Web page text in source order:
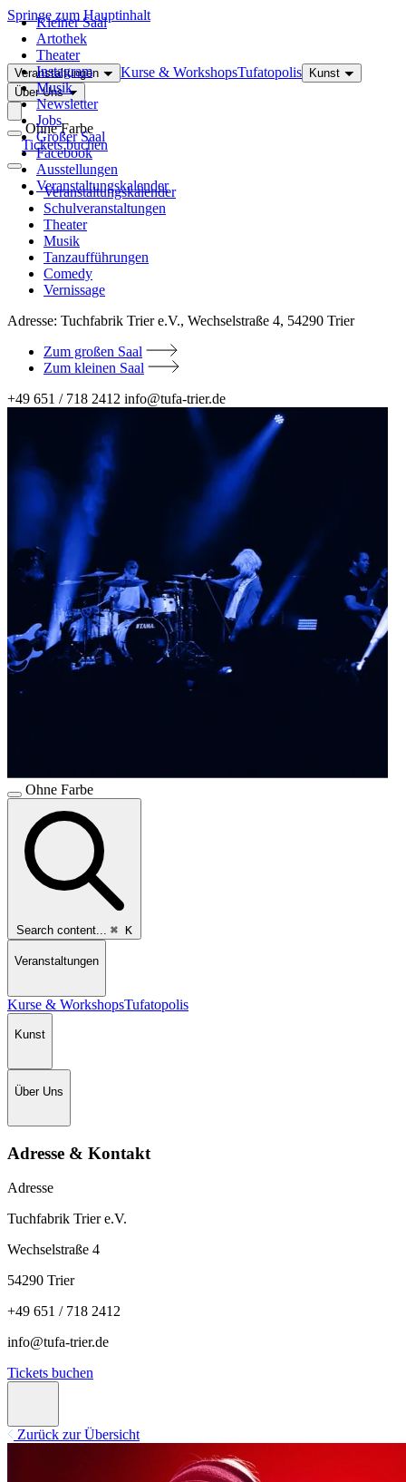
Springe zum Hauptinhalt
Veranstaltungen Kurse & WorkshopsTufatopolis
Kunst
Über Uns
Ohne Farbe
Tickets buchen
Veranstaltungskalender
Schulveranstaltungen
Theater
Musik
Tanzaufführungen
Comedy
Vernissage
Adresse: Tuchfabrik Trier e.V., Wechselstraße 4, 54290 Trier
Zum großen Saal
Zum kleinen Saal
+49 651 / 718 2412 info@tufa-trier.de
Ohne Farbe
Search content... ⌘ K
Veranstaltungen
Kurse & WorkshopsTufatopolis
Kunst
Über Uns
Adresse & Kontakt
Adresse
Tuchfabrik Trier e.V.
Wechselstraße 4
54290 Trier
+49 651 / 718 2412
info@tufa-trier.de
Tickets buchen
Zurück zur Übersicht
Kleiner Saal
Artothek
Theater
Instagram
Musik
Newsletter
Jobs
Großer Saal
Facebook
Ausstellungen
Veranstaltungskalender